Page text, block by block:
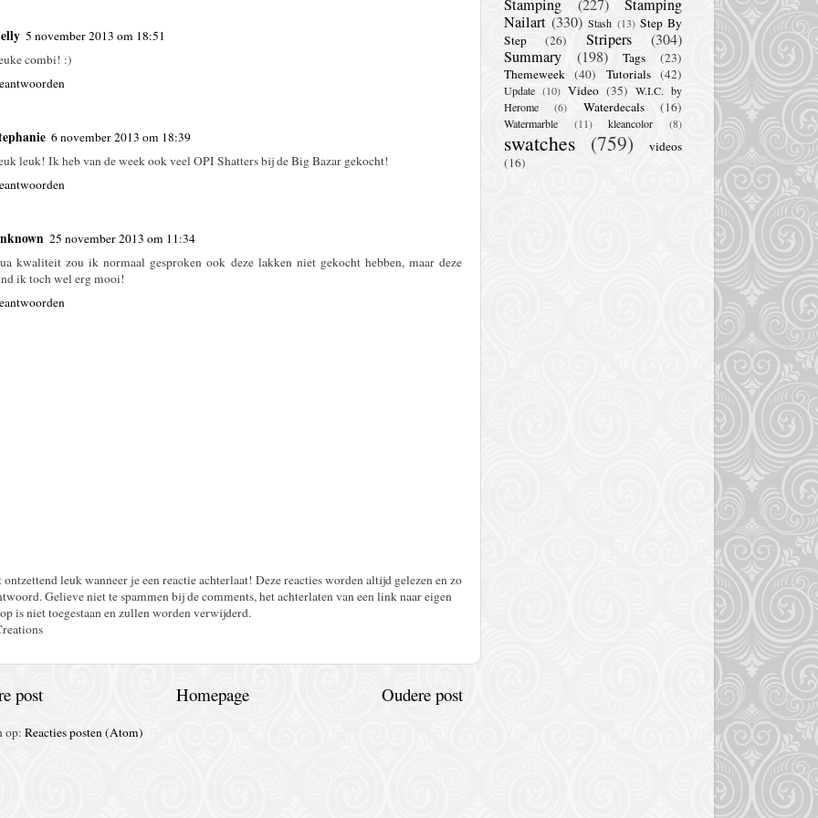
5 november 2013 om 18:51
combi! :)
6 november 2013 om 18:39
leuk! Ik heb van de week ook veel OPI Shatters bij de Big Bazar gekocht!
25 november 2013 om 11:34
kwaliteit zou ik normaal gesproken ook deze lakken niet gekocht hebben, maar deze
ik toch wel erg mooi!
leuk wanneer je een reactie achterlaat! Deze reacties worden altijd gelezen en zo
Gelieve niet te spammen bij de comments, het achterlaten van een link naar eigen
is niet toegestaan en zullen worden verwijderd.
post Oudere post
Homepage
op: Reacties posten (Atom)
Stamping (227)
Stamping
Nailart (330) Stash (13) Step By
Step
(26) Stripers
(304)
Summary
(198) Tags
(23)
Themeweek (40) Tutorials (42)
Update (10) Video (35) W.I.C. by
Herome
(6) Waterdecals (16)
Watermarble (11) kleancolor (8)
swatches (759)
videos
(16)